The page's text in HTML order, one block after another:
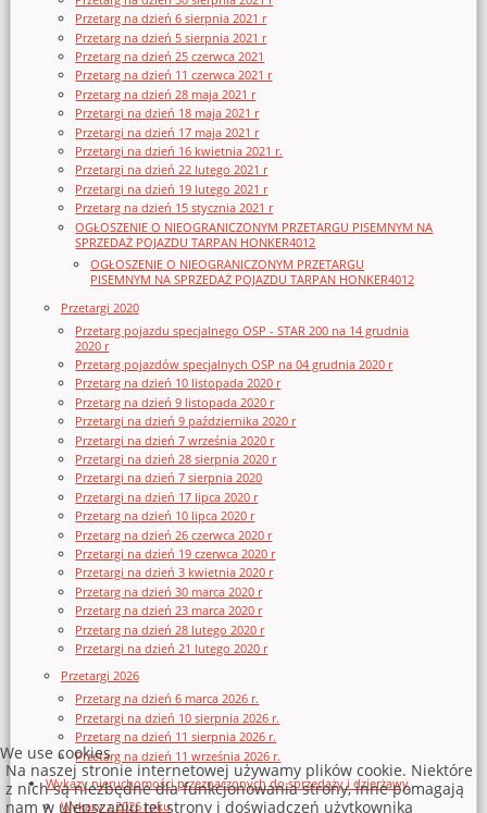
Przetarg na dzień 6 sierpnia 2021 r
Przetarg na dzień 5 sierpnia 2021 r
Przetarg na dzień 25 czerwca 2021
Przetarg na dzień 11 czerwca 2021 r
Przetarg na dzień 28 maja 2021 r
Przetargi na dzień 18 maja 2021 r
Przetargi na dzień 17 maja 2021 r
Przetargi na dzień 16 kwietnia 2021 r.
Przetargi na dzień 22 lutego 2021 r
Przetargi na dzień 19 lutego 2021 r
Przetarg na dzień 15 stycznia 2021 r
OGŁOSZENIE O NIEOGRANICZONYM PRZETARGU PISEMNYM NA
SPRZEDAŻ POJAZDU TARPAN HONKER4012
OGŁOSZENIE O NIEOGRANICZONYM PRZETARGU
PISEMNYM NA SPRZEDAŻ POJAZDU TARPAN HONKER4012
Przetargi 2020
Przetarg pojazdu specjalnego OSP - STAR 200 na 14 grudnia
2020 r
Przetarg pojazdów specjalnych OSP na 04 grudnia 2020 r
Przetarg na dzień 10 listopada 2020 r
Przetarg na dzień 9 listopada 2020 r
Przetargi na dzień 9 października 2020 r
Przetargi na dzień 7 września 2020 r
Przetargi na dzień 28 sierpnia 2020 r
Przetargi na dzień 7 sierpnia 2020
Przetargi na dzień 17 lipca 2020 r
Przetarg na dzień 10 lipca 2020 r
Przetarg na dzień 26 czerwca 2020 r
Przetargi na dzień 19 czerwca 2020 r
Przetargi na dzień 3 kwietnia 2020 r
Przetarg na dzień 30 marca 2020 r
Przetarg na dzień 23 marca 2020 r
Przetarg na dzień 28 lutego 2020 r
Przetargi na dzień 21 lutego 2020 r
Przetargi 2026
Przetarg na dzień 6 marca 2026 r.
Przetargi na dzień 10 sierpnia 2026 r.
Przetarg na dzień 11 sierpnia 2026 r.
Przetarg na dzień 11 września 2026 r.
Wykazy nieruchomości przeznaczonych do sprzedaży i dzierżawy
Wykazy z 2026 roku
We use cookies
Na naszej stronie internetowej używamy plików cookie. Niektóre
z nich są niezbędne dla funkcjonowania strony, inne pomagają
nam w ulepszaniu tej strony i doświadczeń użytkownika